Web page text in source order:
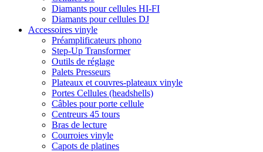
Diamants pour cellules HI-FI
Diamants pour cellules DJ
Accessoires vinyle
Préamplificateurs phono
Step-Up Transformer
Outils de réglage
Palets Presseurs
Plateaux et couvres-plateaux vinyle
Portes Cellules (headshells)
Câbles pour porte cellule
Centreurs 45 tours
Bras de lecture
Courroies vinyle
Capots de platines